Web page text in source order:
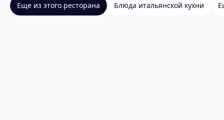
Еще из этого ресторана Блюда итальянской кухни